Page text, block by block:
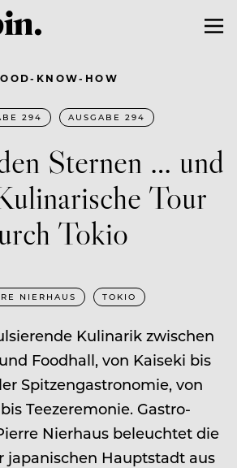
KNOW-HOW
294 AUSGABE 294
Sternen … und
Tour
Tokio
NIERHAUS TOKIO
Kulinarik zwischen
Foodhall, von Kaiseki bis
Spitzengastronomie, von
Teezeremonie. Gastro-
Nierhaus beleuchtet die
japanischen Hauptstadt aus